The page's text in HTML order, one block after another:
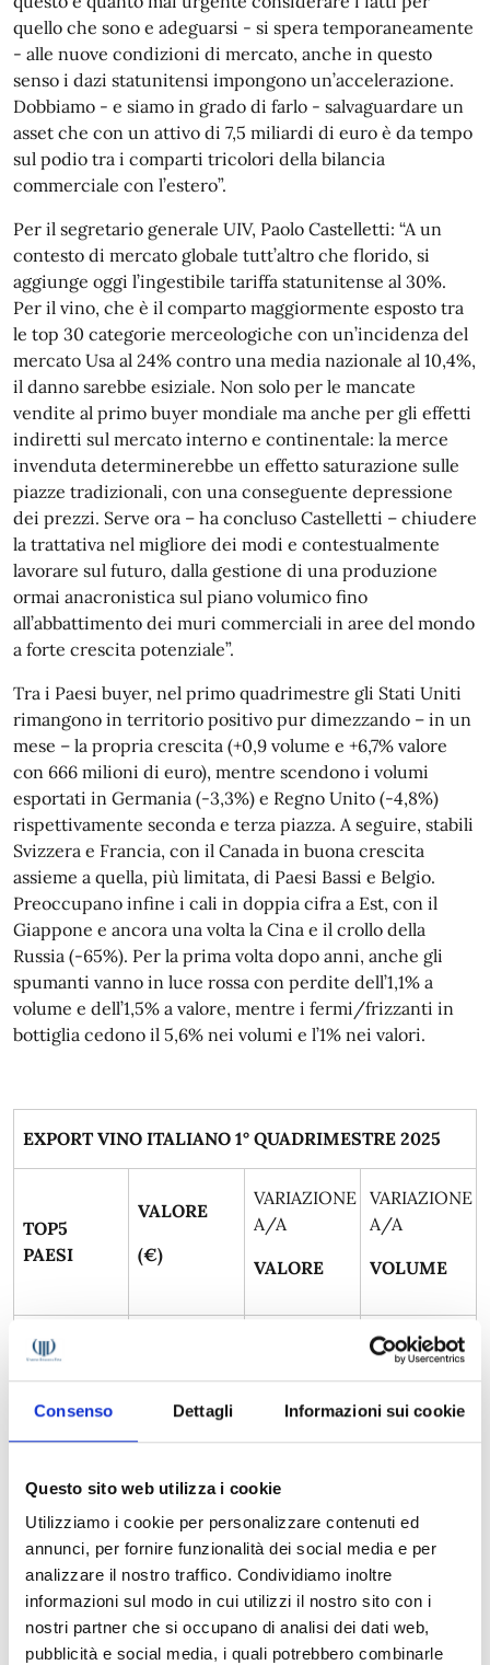
Consenso Dettagli Informazioni sui cookie
Questo sito web utilizza i cookie
Utilizziamo i cookie per personalizzare contenuti ed
annunci, per fornire funzionalità dei social media e per
analizzare il nostro traffico. Condividiamo inoltre
informazioni sul modo in cui utilizzi il nostro sito con i
nostri partner che si occupano di analisi dei dati web,
pubblicità e social media, i quali potrebbero combinarle
quello che sono e adeguarsi - si spera temporaneamente
- alle nuove condizioni di mercato, anche in questo
senso i dazi statunitensi impongono un’accelerazione.
Dobbiamo - e siamo in grado di farlo - salvaguardare un
asset che con un attivo di 7,5 miliardi di euro è da tempo
sul podio tra i comparti tricolori della bilancia
commerciale con l’estero”.
Per il segretario generale UIV, Paolo Castelletti: “A un
contesto di mercato globale tutt’altro che florido, si
aggiunge oggi l’ingestibile tariffa statunitense al 30%.
Per il vino, che è il comparto maggiormente esposto tra
le top 30 categorie merceologiche con un’incidenza del
mercato Usa al 24% contro una media nazionale al 10,4%,
il danno sarebbe esiziale. Non solo per le mancate
vendite al primo buyer mondiale ma anche per gli effetti
indiretti sul mercato interno e continentale: la merce
invenduta determinerebbe un effetto saturazione sulle
piazze tradizionali, con una conseguente depressione
dei prezzi. Serve ora – ha concluso Castelletti – chiudere
la trattativa nel migliore dei modi e contestualmente
lavorare sul futuro, dalla gestione di una produzione
ormai anacronistica sul piano volumico fino
all’abbattimento dei muri commerciali in aree del mondo
a forte crescita potenziale”.
Tra i Paesi buyer, nel primo quadrimestre gli Stati Uniti
rimangono in territorio positivo pur dimezzando – in un
mese – la propria crescita (+0,9 volume e +6,7% valore
con 666 milioni di euro), mentre scendono i volumi
esportati in Germania (-3,3%) e Regno Unito (-4,8%)
rispettivamente seconda e terza piazza. A seguire, stabili
Svizzera e Francia, con il Canada in buona crescita
assieme a quella, più limitata, di Paesi Bassi e Belgio.
Preoccupano infine i cali in doppia cifra a Est, con il
Giappone e ancora una volta la Cina e il crollo della
Russia (-65%). Per la prima volta dopo anni, anche gli
spumanti vanno in luce rossa con perdite dell’1,1% a
volume e dell’1,5% a valore, mentre i fermi/frizzanti in
bottiglia cedono il 5,6% nei volumi e l’1% nei valori.
EXPORT VINO ITALIANO 1° QUADRIMESTRE 2025
TOP5
PAESI
VALORE
(€)
VARIAZIONE
A/A
VALORE
VARIAZIONE
A/A
VOLUME
Stati Uniti 0,9%
Germania 375.613.913 0,2% -3,3%
Unito
Svizzera 130.949.109 0,3% 0,0%
Canada 125.426.364 8,4% 1,1%